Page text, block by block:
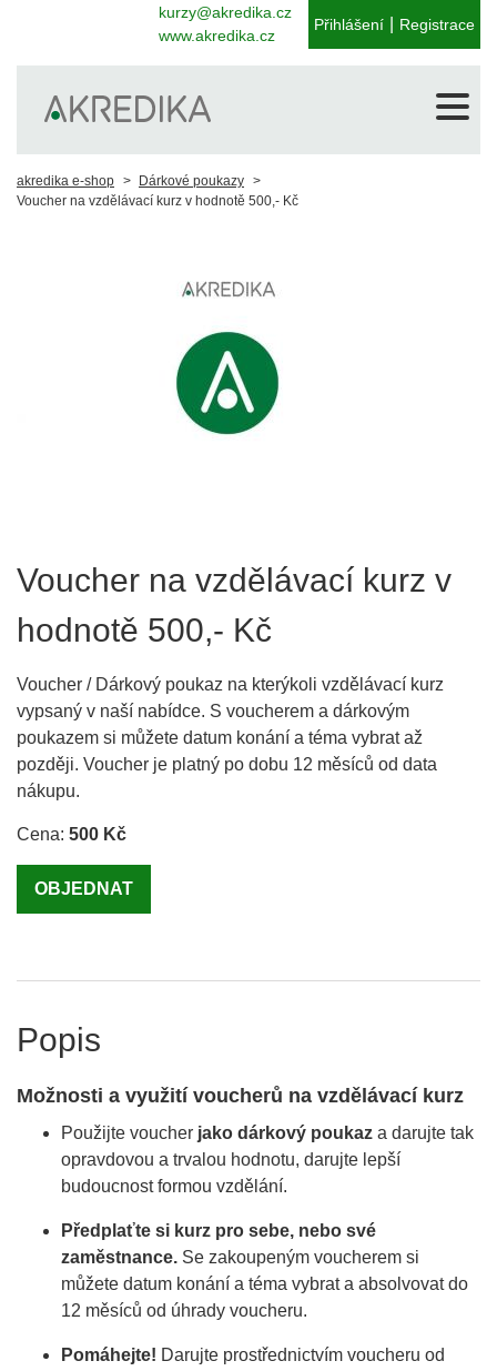
kurzy@akredika.cz
www.akredika.cz
Přihlášení Registrace
akredika e-shop
Dárkové poukazy
Voucher na vzdělávací kurz v hodnotě 500,- Kč
Voucher na vzdělávací kurz v
hodnotě 500,- Kč
Voucher / Dárkový poukaz na kterýkoli vzdělávací kurz
vypsaný v naší nabídce. S voucherem a dárkovým
poukazem si můžete datum konání a téma vybrat až
později. Voucher je platný po dobu 12 měsíců od data
nákupu.
Cena: 500 Kč
OBJEDNAT
Popis
Možnosti a využití voucherů na vzdělávací kurz
Použijte voucher jako dárkový poukaz a darujte tak
opravdovou a trvalou hodnotu, darujte lepší
budoucnost formou vzdělání.
Předplaťte si kurz pro sebe, nebo své
zaměstnance. Se zakoupeným voucherem si
můžete datum konání a téma vybrat a absolvovat do
12 měsíců od úhrady voucheru.
Pomáhejte! Darujte prostřednictvím voucheru od